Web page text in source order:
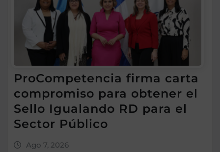
ProCompetencia firma carta
compromiso para obtener el
Sello Igualando RD para el
Sector Público
Ago 7, 2026